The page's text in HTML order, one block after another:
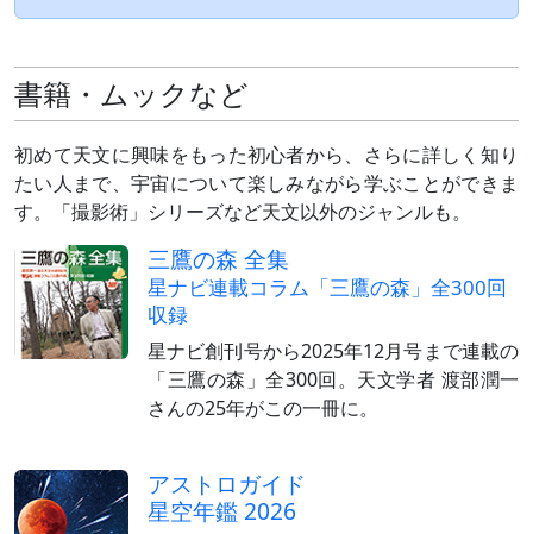
書籍・ムックなど
初めて天文に興味をもった初心者から、さらに詳しく知り
たい人まで、宇宙について楽しみながら学ぶことができま
す。「撮影術」シリーズなど天文以外のジャンルも。
三鷹の森 全集
星ナビ連載コラム「三鷹の森」全300回
収録
星ナビ創刊号から2025年12月号まで連載の
「三鷹の森」全300回。天文学者 渡部潤一
さんの25年がこの一冊に。
アストロガイド
星空年鑑 2026